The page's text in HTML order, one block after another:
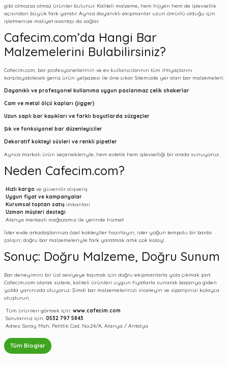
gibi olmazsa olmaz ürünler bulunur. Kaliteli malzeme, hem hijyen hem de işlevsellik
açısından büyük fark yaratır. Ayrıca dayanıklı ekipmanlar uzun ömürlü olduğu için
işletmenize maliyet avantajı da sağlar.
Cafecim.com’da Hangi Bar
Malzemelerini Bulabilirsiniz?
Cafecim.com, bar profesyonellerinin ve ev kullanıcılarının tüm ihtiyaçlarını
karşılayabilecek geniş ürün yelpazesi ile öne çıkar. Sitemizde yer alan bar malzemeleri:
Dayanıklı ve profesyonel kullanıma uygun paslanmaz çelik shakerlar
Cam ve metal ölçü kapları (jigger)
Uzun saplı bar kaşıkları ve farklı boyutlarda süzgeçler
Şık ve fonksiyonel bar düzenleyiciler
Dekoratif kokteyl süsleri ve renkli pipetler
Ayrıca markalı ürün seçenekleriyle, hem estetik hem işlevselliği bir arada sunuyoruz.
Neden Cafecim.com?
Hızlı kargo ve güvenilir alışveriş
Uygun fiyat ve kampanyalar
Kurumsal toptan satış imkanları
Uzman müşteri desteği
Alanya merkezli mağazamız ile yerinde hizmet
İster evde arkadaşlarınıza özel kokteyller hazırlayın, ister yoğun tempolu bir barda
çalışın; doğru bar malzemeleriyle fark yaratmak artık çok kolay!
Sonuç: Doğru Malzeme, Doğru Sunum
Bar deneyimini bir üst seviyeye taşımak için doğru ekipmanlarla yola çıkmak şart.
Cafecim.com olarak sizlere, kaliteli ürünleri uygun fiyatlarla sunarak başarıya giden
yolda yanınızda oluyoruz. Şimdi bar malzemelerinizi inceleyin ve siparişinizi kolayca
oluşturun.
Tüm ürünleri görmek için: www.cafecim.com
Sorularınız için: 0532 797 5843
Adres: Saray Mah. Pelitlik Cad. No:24/A, Alanya / Antalya
Tüm Bloglar